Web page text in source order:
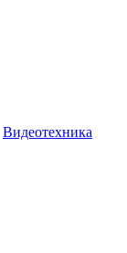
Видеотехника